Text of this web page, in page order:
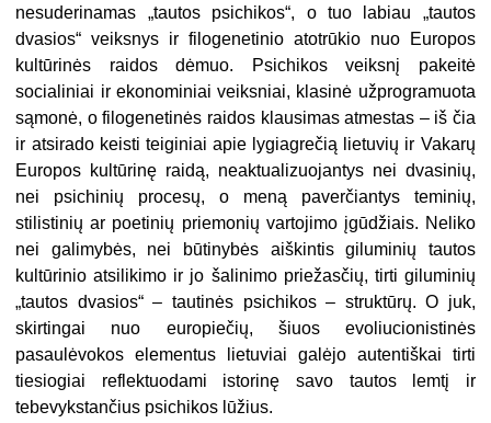
nesuderinamas „tautos psichikos“, o tuo labiau „tautos
dvasios“ veiksnys ir filogenetinio atotrūkio nuo Europos
kultūrinės raidos dėmuo. Psichikos veiksnį pakeitė
socialiniai ir ekonominiai veiksniai, klasinė užprogramuota
sąmonė, o filogenetinės raidos klausimas atmestas – iš čia
ir atsirado keisti teiginiai apie lygiagrečią lietuvių ir Vakarų
Europos kultūrinę raidą, neaktualizuojantys nei dvasinių,
nei psichinių procesų, o meną paverčiantys teminių,
stilistinių ar poetinių priemonių vartojimo įgūdžiais. Neliko
nei galimybės, nei būtinybės aiškintis giluminių tautos
kultūrinio atsilikimo ir jo šalinimo priežasčių, tirti giluminių
„tautos dvasios“ – tautinės psichikos – struktūrų. O juk,
skirtingai nuo europiečių, šiuos evoliucionistinės
pasaulėvokos elementus lietuviai galėjo autentiškai tirti
tiesiogiai reflektuodami istorinę savo tautos lemtį ir
tebevykstančius psichikos lūžius.